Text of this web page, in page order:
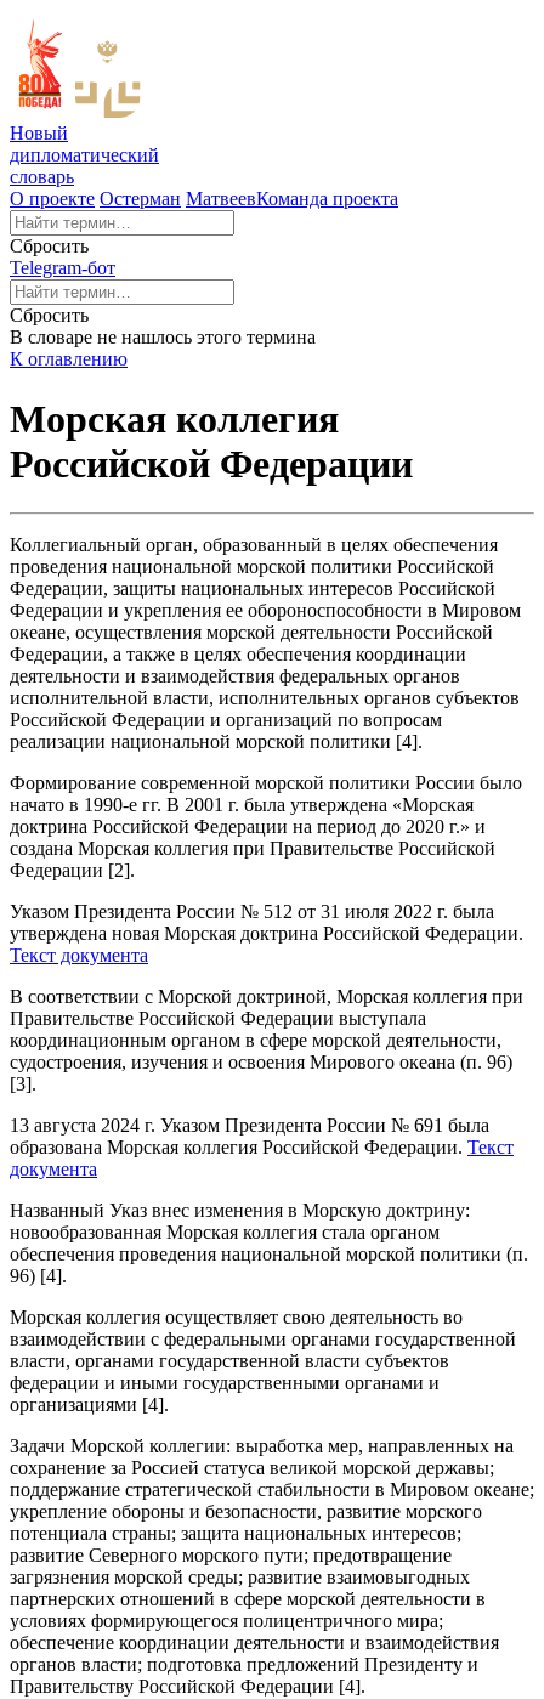
Новый
дипломатический
словарь
О проекте Остерман МатвеевКоманда проекта
Сбросить
Telegram-бот
Сбросить
В словаре не нашлось этого термина
К оглавлению
Морская коллегия
Российской Федерации
Коллегиальный орган, образованный в целях обеспечения
проведения национальной морской политики Российской
Федерации, защиты национальных интересов Российской
Федерации и укрепления ее обороноспособности в Мировом
океане, осуществления морской деятельности Российской
Федерации, а также в целях обеспечения координации
деятельности и взаимодействия федеральных органов
исполнительной власти, исполнительных органов субъектов
Российской Федерации и организаций по вопросам
реализации национальной морской политики [4].
Формирование современной морской политики России было
начато в 1990-е гг. В 2001 г. была утверждена «Морская
доктрина Российской Федерации на период до 2020 г.» и
создана Морская коллегия при Правительстве Российской
Федерации [2].
Указом Президента России № 512 от 31 июля 2022 г. была
утверждена новая Морская доктрина Российской Федерации.
Текст документа
В соответствии с Морской доктриной, Морская коллегия при
Правительстве Российской Федерации выступала
координационным органом в сфере морской деятельности,
судостроения, изучения и освоения Мирового океана (п. 96)
[3].
13 августа 2024 г. Указом Президента России № 691 была
образована Морская коллегия Российской Федерации. Текст
документа
Названный Указ внес изменения в Морскую доктрину:
новообразованная Морская коллегия стала органом
обеспечения проведения национальной морской политики (п.
96) [4].
Морская коллегия осуществляет свою деятельность во
взаимодействии с федеральными органами государственной
власти, органами государственной власти субъектов
федерации и иными государственными органами и
организациями [4].
Задачи Морской коллегии: выработка мер, направленных на
сохранение за Россией статуса великой морской державы;
поддержание стратегической стабильности в Мировом океане;
укрепление обороны и безопасности, развитие морского
потенциала страны; защита национальных интересов;
развитие Северного морского пути; предотвращение
загрязнения морской среды; развитие взаимовыгодных
партнерских отношений в сфере морской деятельности в
условиях формирующегося полицентричного мира;
обеспечение координации деятельности и взаимодействия
органов власти; подготовка предложений Президенту и
Правительству Российской Федерации [4].